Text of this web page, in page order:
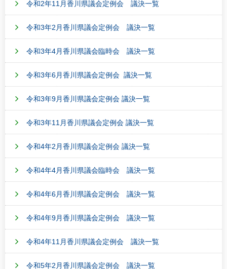
令和2年11月香川県議会定例会 議決一覧
令和3年2月香川県議会定例会 議決一覧
令和3年4月香川県議会臨時会 議決一覧
令和3年6月香川県議会定例会 議決一覧
令和3年9月香川県議会定例会 議決一覧
令和3年11月香川県議会定例会 議決一覧
令和4年2月香川県議会定例会 議決一覧
令和4年4月香川県議会臨時会 議決一覧
令和4年6月香川県議会定例会 議決一覧
令和4年9月香川県議会定例会 議決一覧
令和4年11月香川県議会定例会 議決一覧
令和5年2月香川県議会定例会 議決一覧